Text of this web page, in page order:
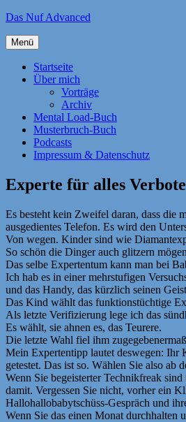
Zum
springen
Das Nuf Advanced
Menü
Startseite
Über mich
Vorträge
Archiv
Mental Load-Buch
Musterbruch-Buch
Podcasts
Impressum & Datenschutz
Experte für alles
Es besteht kein Zweifel daran, dass die
ausgedientes Telefon. Es wird den
Von wegen. Kinder sind wie
So schön die Dinger auch glitzern
Das selbe Expertentum kann man bei
Ich hab es in einer mehrstufigen
und das Handy, das kürzlich seinen
Das Kind wählt das funktionstüchtige
Als letzte Verifizierung lege ich das
Es wählt, sie ahnen es, das Teurere.
Die letzte Wahl fiel ihm
Mein Expertentipp lautet deswegen: Ihr
getestet. Das ist so. Wählen Sie also ab
Wenn Sie begeisterter Technikfreak
damit. Vergessen Sie nicht, vorher ein
Hallohallobabytschüss-Gespräch und
Wenn Sie das einen Monat durchhalten